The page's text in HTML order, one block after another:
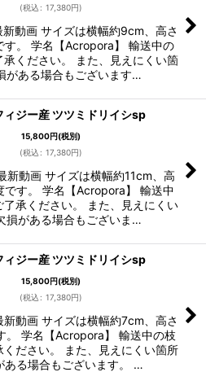
(税込 : 17,380円)
新動画 サイズは横幅約9cm、高さ
す。 学名【Acropora】 輸送中の
承ください。 また、見えにくい箇
がある場合もございます…
ジー産 ツツミドリイシsp
15,800円(税別)
(税込 : 17,380円)
新動画 サイズは横幅約11cm、高
です。 学名【Acropora】 輸送中
了承ください。 また、見えにくい
損がある場合もございま…
ジー産 ツツミドリイシsp
15,800円(税別)
(税込 : 17,380円)
新動画 サイズは横幅約7cm、高さ
。 学名【Acropora】 輸送中の枝
ください。 また、見えにくい箇所
ある場合もございます。 …